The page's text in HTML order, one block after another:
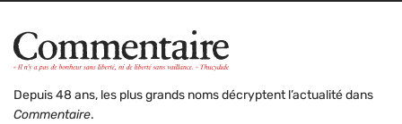
Depuis 48 ans, les plus grands noms décryptent l’actualité dans
Commentaire.